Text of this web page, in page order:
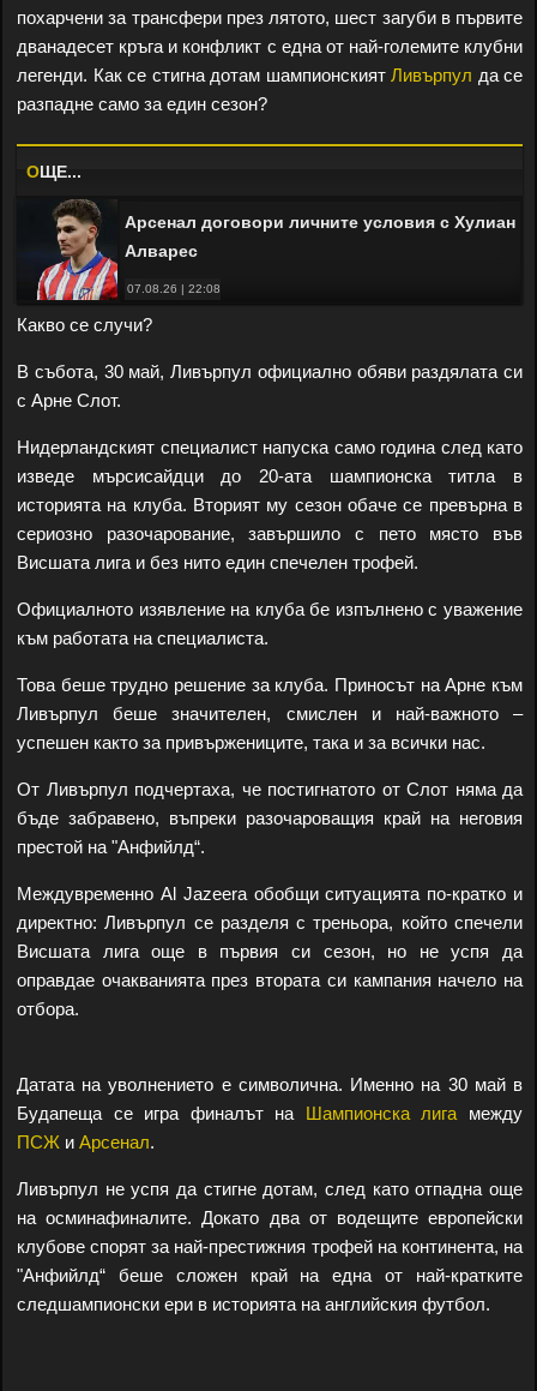
похарчени за трансфери през лятото, шест загуби в първите
дванадесет кръга и конфликт с една от най-големите клубни
легенди. Как се стигна дотам шампионският Ливърпул да се
разпадне само за един сезон?
OЩЕ...
07.08.26 | 22:08
Арсенал договори личните условия с Хулиан
Алварес
Какво се случи?
В събота, 30 май, Ливърпул официално обяви раздялата си
с Арне Слот.
Нидерландският специалист напуска само година след като
изведе мърсисайдци до 20-ата шампионска титла в
историята на клуба. Вторият му сезон обаче се превърна в
сериозно разочарование, завършило с пето място във
Висшата лига и без нито един спечелен трофей.
Официалното изявление на клуба бе изпълнено с уважение
към работата на специалиста.
Това беше трудно решение за клуба. Приносът на Арне към
Ливърпул беше значителен, смислен и най-важното –
успешен както за привържениците, така и за всички нас.
От Ливърпул подчертаха, че постигнатото от Слот няма да
бъде забравено, въпреки разочароващия край на неговия
престой на "Анфийлд“.
Междувременно Al Jazeera обобщи ситуацията по-кратко и
директно: Ливърпул се разделя с треньора, който спечели
Висшата лига още в първия си сезон, но не успя да
оправдае очакванията през втората си кампания начело на
отбора.
Датата на уволнението е символична. Именно на 30 май в
Будапеща се игра финалът на Шампионска лига между
ПСЖ и Арсенал.
Ливърпул не успя да стигне дотам, след като отпадна още
на осминафиналите. Докато два от водещите европейски
клубове спорят за най-престижния трофей на континента, на
"Анфийлд“ беше сложен край на една от най-кратките
следшампионски ери в историята на английския футбол.